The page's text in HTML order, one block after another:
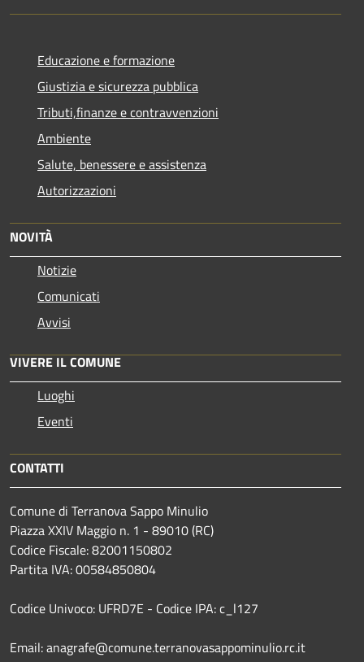
Educazione e formazione
Giustizia e sicurezza pubblica
Tributi,finanze e contravvenzioni
Ambiente
Salute, benessere e assistenza
Autorizzazioni
NOVITÀ
Notizie
Comunicati
Avvisi
VIVERE IL COMUNE
Luoghi
Eventi
CONTATTI
Comune di Terranova Sappo Minulio
Piazza XXIV Maggio n. 1 - 89010 (RC)
Codice Fiscale: 82001150802
Partita IVA: 00584850804
Codice Univoco: UFRD7E - Codice IPA: c_l127
Email: anagrafe@comune.terranovasappominulio.rc.it